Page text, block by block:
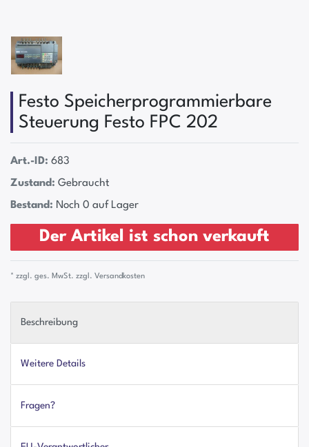
Festo Speicherprogrammierbare
Steuerung Festo FPC 202
Art.-ID: 683
Zustand: Gebraucht
Bestand: Noch 0 auf Lager
Der Artikel ist schon verkauft
* zzgl. ges. MwSt. zzgl. Versandkosten
Beschreibung
Weitere Details
Fragen?